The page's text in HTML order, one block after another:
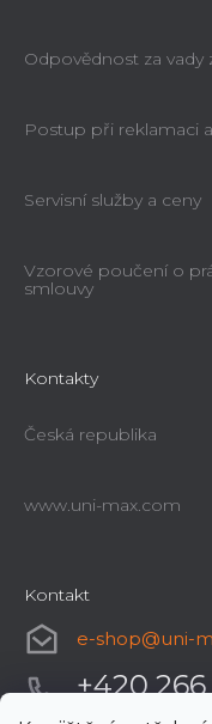
Odpovědnost za vady
Postup při reklamaci
Servisní služby a ceny
Vzorové poučení o
smlouvy
Kontakty
Česká republika
www.uni-max.com
Kontakt
e-shop@uni-
+420 266